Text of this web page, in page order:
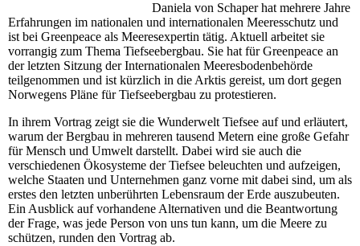
Daniela von Schaper hat mehrere Jahre
Erfahrungen im nationalen und internationalen Meeresschutz und
ist bei Greenpeace als Meeresexpertin tätig. Aktuell arbeitet sie
vorrangig zum Thema Tiefseebergbau. Sie hat für Greenpeace an
der letzten Sitzung der Internationalen Meeresbodenbehörde
teilgenommen und ist kürzlich in die Arktis gereist, um dort gegen
Norwegens Pläne für Tiefseebergbau zu protestieren.
In ihrem Vortrag zeigt sie die Wunderwelt Tiefsee auf und erläutert,
warum der Bergbau in mehreren tausend Metern eine große Gefahr
für Mensch und Umwelt darstellt. Dabei wird sie auch die
verschiedenen Ökosysteme der Tiefsee beleuchten und aufzeigen,
welche Staaten und Unternehmen ganz vorne mit dabei sind, um als
erstes den letzten unberührten Lebensraum der Erde auszubeuten.
Ein Ausblick auf vorhandene Alternativen und die Beantwortung
der Frage, was jede Person von uns tun kann, um die Meere zu
schützen, runden den Vortrag ab.